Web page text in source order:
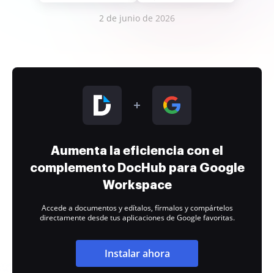
2 de junio de 2026
Aumenta la eficiencia con el
complemento DocHub para Google
Workspace
Accede a documentos y edítalos, fírmalos y compártelos
directamente desde tus aplicaciones de Google favoritas.
Instalar ahora